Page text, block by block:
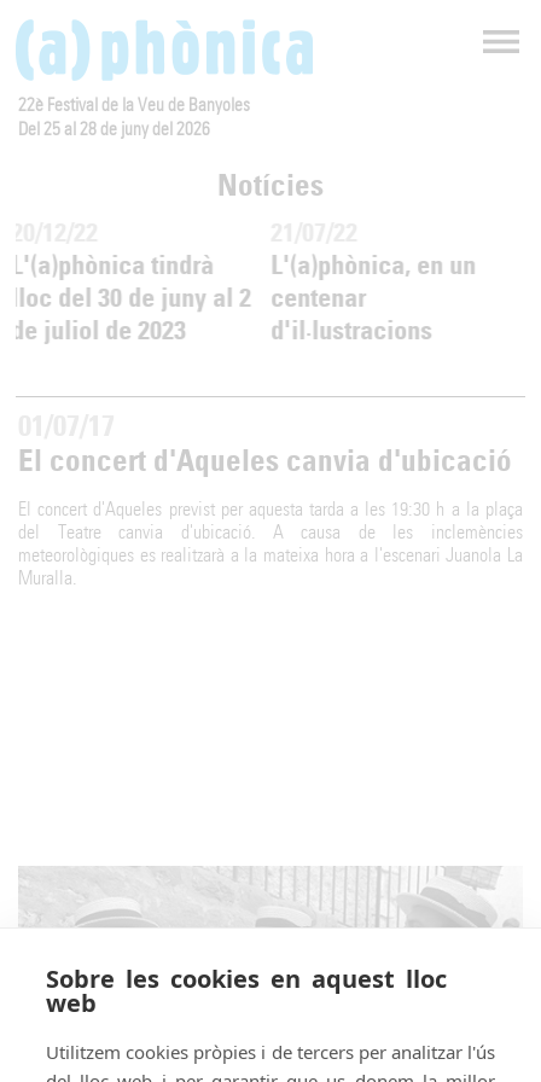
22è Festival de la Veu de Banyoles
Del 25 al 28 de juny del 2026
Notícies
L'(a)phònica tindrà
lloc del 30 de juny al 2
de juliol de 2023
L'(a)phònica, en un
centenar
d'il·lustracions
El concert d'Aqueles canvia d'ubicació
El concert d'Aqueles previst per aquesta tarda a les 19:30 h a la plaça
del Teatre canvia d'ubicació. A causa de les inclemències
meteorològiques es realitzarà a la mateixa hora a l'escenari Juanola La
Muralla.
Sobre les cookies en aquest lloc
web
Utilitzem cookies pròpies i de tercers per analitzar l'ús